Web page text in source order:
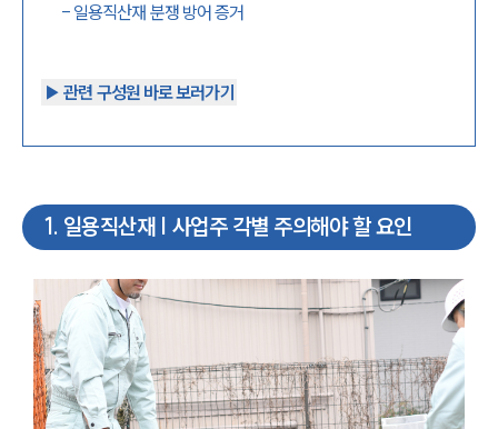
- 일용직산재 분쟁 방어 증거
▶︎ 관련 구성원 바로 보러가기
1 . 일용직산재 | 사업주 각별 주의해야 할 요인